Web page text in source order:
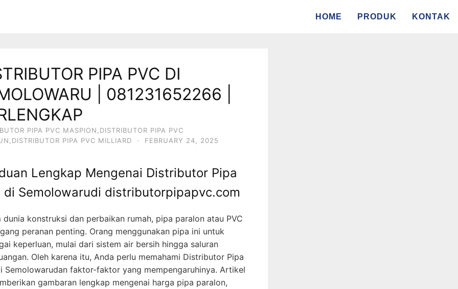
HOME PRODUK KONTAK
PIPA PVC DI
| 081231652266 |
PIPA PVC MASPION,DISTRIBUTOR PIPA PVC
PIPA PVC MILLIARD
· FEBRUARY 24, 2025
Lengkap Mengenai Distributor Pipa
di Semolowarudi distributorpipapvc.com
dunia konstruksi dan perbaikan rumah, pipa paralon atau PVC
peranan penting. Orang menggunakan pipa ini untuk
keperluan, mulai dari sistem air bersih hingga saluran
Oleh karena itu, Anda perlu memahami Distributor Pipa
Semolowarudan faktor-faktor yang mempengaruhinya. Artikel
gambaran lengkap mengenai harga pipa paralon,